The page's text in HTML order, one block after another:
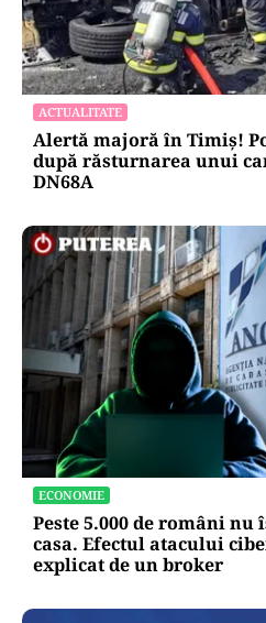
ACTUALITATE
Alertă majoră în Timiș!
după răsturnarea unui
DN68A
ECONOMIE
Peste 5.000 de români
casa. Efectul atacului
explicat de un broker